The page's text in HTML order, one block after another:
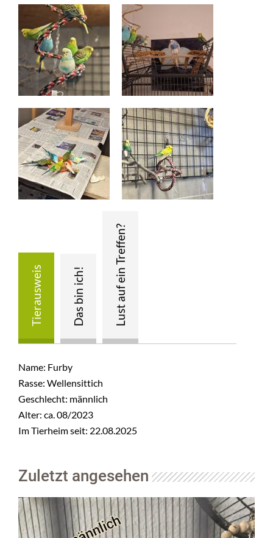
BMT
Name: Furby
Rasse: Wellensittich
Geschlecht: männlich
Alter: ca. 08/2023
Im Tierheim seit: 22.08.2025
Zuletzt angesehen